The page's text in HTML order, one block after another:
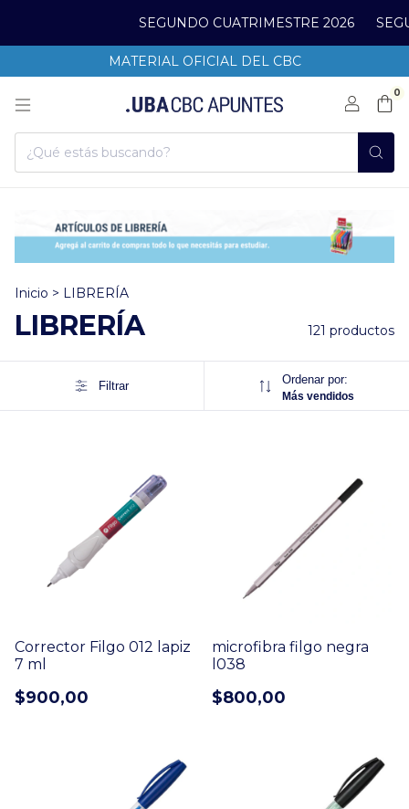
SEGUNDO CUATRIMESTRE 2026
MATERIAL OFICIAL DEL CBC
0
Inicio > LIBRERÍA
LIBRERÍA 121 productos
Filtrar Ordenar por:
Más vendidos
Corrector Filgo 012 lapiz
7 ml
$900,00
microfibra filgo negra
l038
$800,00